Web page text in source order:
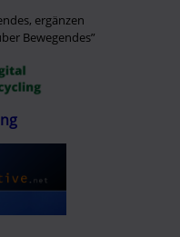
ergänzen
Bewegendes”